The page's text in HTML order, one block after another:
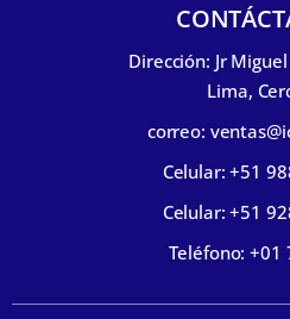
Dirección: Jr
Lima,
correo:
Celular: +51
Celular: +51
Teléfono: +01